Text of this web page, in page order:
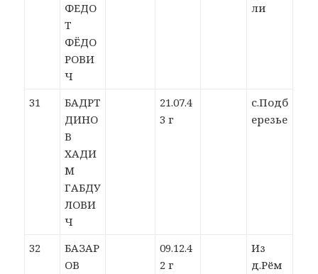
ФЕДО
Т
ФЁДО
РОВИ
Ч
ли
31
БАДРТ
ДИНО
В
ХАДИ
М
ГАБДУ
ЛОВИ
Ч
21.07.4
3 г
с.Подб
ерезье
32
БАЗАР
ОВ
09.12.4
2 г
Из
д.Рём